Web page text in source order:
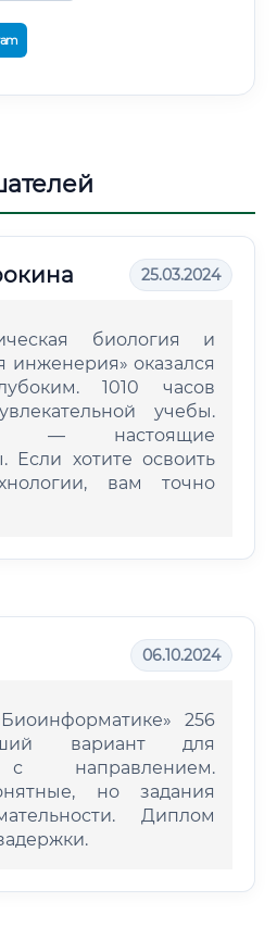
25.03.2024
биология и
инженерия» оказался
1010 часов
учебы.
— настоящие
Если хотите освоить
вам точно
06.10.2024
256
вариант для
с направлением.
но задания
Диплом